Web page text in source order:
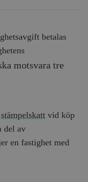
betalas
motsvara tre
stämpelskatt vid köp
del av
en fastighet med